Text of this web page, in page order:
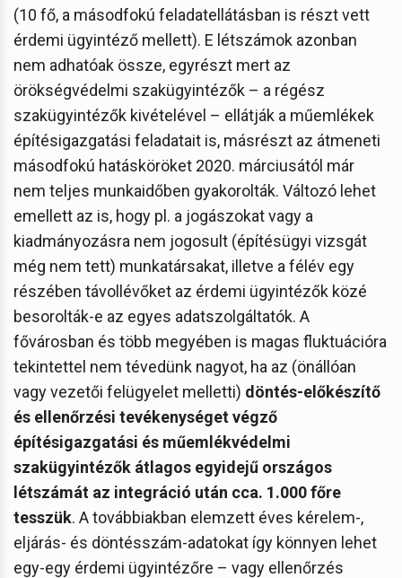
(10 fő, a másodfokú feladatellátásban is részt vett
érdemi ügyintéző mellett). E létszámok azonban
nem adhatóak össze, egyrészt mert az
örökségvédelmi szakügyintézők – a régész
szakügyintézők kivételével – ellátják a műemlékek
építésigazgatási feladatait is, másrészt az átmeneti
másodfokú hatásköröket 2020. márciusától már
nem teljes munkaidőben gyakorolták. Változó lehet
emellett az is, hogy pl. a jogászokat vagy a
kiadmányozásra nem jogosult (építésügyi vizsgát
még nem tett) munkatársakat, illetve a félév egy
részében távollévőket az érdemi ügyintézők közé
besorolták-e az egyes adatszolgáltatók. A
fővárosban és több megyében is magas fluktuációra
tekintettel nem tévedünk nagyot, ha az (önállóan
vagy vezetői felügyelet melletti) döntés-előkészítő
és ellenőrzési tevékenységet végző
építésigazgatási és műemlékvédelmi
szakügyintézők átlagos egyidejű országos
létszámát az integráció után cca. 1.000 főre
tesszük. A továbbiakban elemzett éves kérelem-,
eljárás- és döntésszám-adatokat így könnyen lehet
egy-egy érdemi ügyintézőre – vagy ellenőrzés